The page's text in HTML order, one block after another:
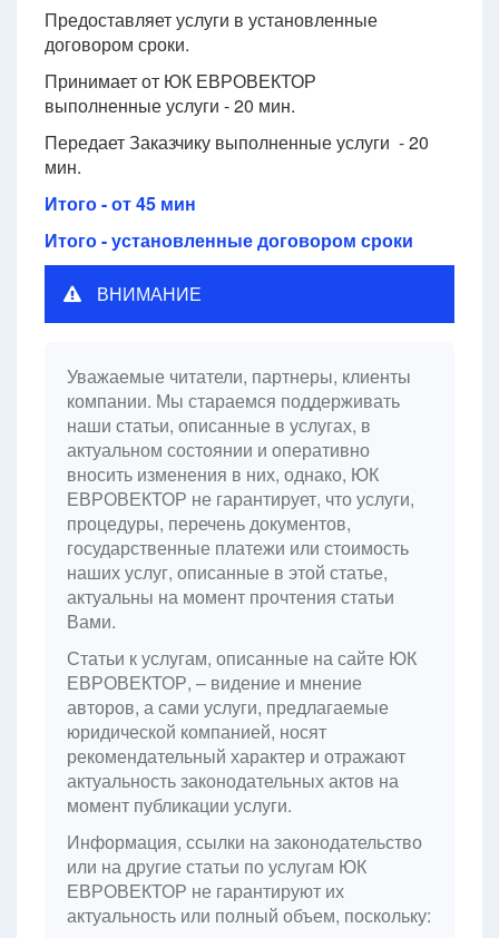
Предоставляет услуги в установленные
договором сроки.
Принимает от ЮК ЕВРОВЕКТОР
выполненные услуги - 20 мин.
Передает Заказчику выполненные услуги - 20
мин.
Итого - от 45 мин
Итого - установленные договором сроки
ВНИМАНИЕ
Уважаемые читатели, партнеры, клиенты
компании. Мы стараемся поддерживать
наши статьи, описанные в услугах, в
актуальном состоянии и оперативно
вносить изменения в них, однако, ЮК
ЕВРОВЕКТОР не гарантирует, что услуги,
процедуры, перечень документов,
государственные платежи или стоимость
наших услуг, описанные в этой статье,
актуальны на момент прочтения статьи
Вами.
Статьи к услугам, описанные на сайте ЮК
ЕВРОВЕКТОР, – видение и мнение
авторов, а сами услуги, предлагаемые
юридической компанией, носят
рекомендательный характер и отражают
актуальность законодательных актов на
момент публикации услуги.
Информация, ссылки на законодательство
или на другие статьи по услугам ЮК
ЕВРОВЕКТОР не гарантируют их
актуальность или полный объем, поскольку: